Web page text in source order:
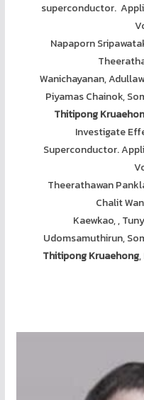
superconductor.
Napaporn
Wanichayanan,
Piyamas Chainok,
Thitipong
Investigate
Superconductor.
Theerathawan
Chalit
Kaewkao, ,
Udomsamuthirun,
Thitipong Kruaehong,